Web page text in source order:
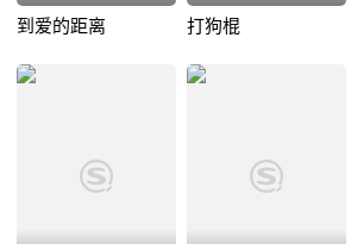
到爱的距离 打狗棍